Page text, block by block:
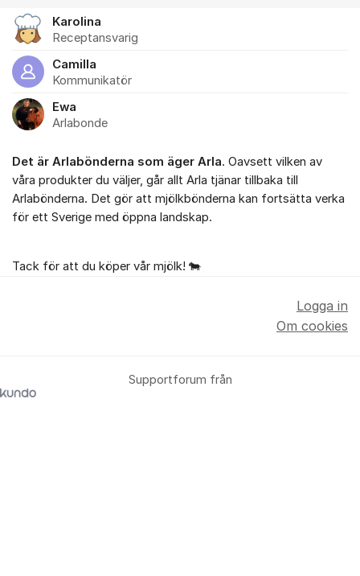
Karolina
Receptansvarig
Camilla
Kommunikatör
Ewa
Arlabonde
Det är Arlabönderna som äger Arla. Oavsett vilken av
våra produkter du väljer, går allt Arla tjänar tillbaka till
Arlabönderna. Det gör att mjölkbönderna kan fortsätta verka
för ett Sverige med öppna landskap.
Tack för att du köper vår mjölk! 🐄
Supportforum från
Logga in
Om cookies